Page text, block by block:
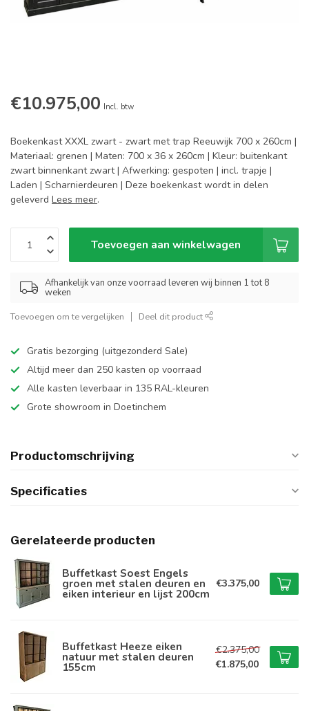
€10.975,00 Incl. btw
Boekenkast XXXL zwart - zwart met trap Reeuwijk 700 x 260cm |
Materiaal: grenen | Maten: 700 x 36 x 260cm | Kleur: buitenkant
zwart binnenkant zwart | Afwerking: gespoten | incl. trapje |
Laden | Scharnierdeuren | Deze boekenkast wordt in delen
geleverd Lees meer.
Toevoegen aan winkelwagen
Afhankelijk van onze voorraad leveren wij binnen 1 tot 8
weken
Toevoegen om te vergelijken Deel dit product
Gratis bezorging (uitgezonderd Sale)
Altijd meer dan 250 kasten op voorraad
Alle kasten leverbaar in 135 RAL-kleuren
Grote showroom in Doetinchem
Productomschrijving
Specificaties
Gerelateerde producten
Buffetkast Soest Engels
groen met stalen deuren en
eiken interieur en lijst 200cm
€3.375,00
Buffetkast Heeze eiken
natuur met stalen deuren
155cm
€2.375,00
€1.875,00